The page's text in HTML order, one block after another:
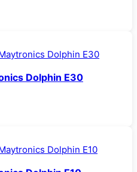
Dolphin E30